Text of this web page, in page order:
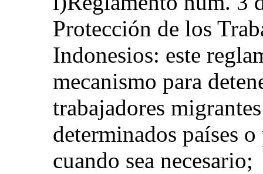
Protección de los
Indonesios: este
mecanismo para
trabajadores
determinados países
cuando sea necesario;